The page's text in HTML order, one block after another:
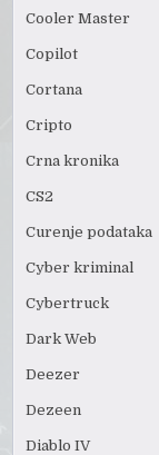
Cooler Master
Copilot
Cortana
Cripto
Crna kronika
CS2
Curenje podataka
Cyber kriminal
Cybertruck
Dark Web
Deezer
Dezeen
Diablo IV